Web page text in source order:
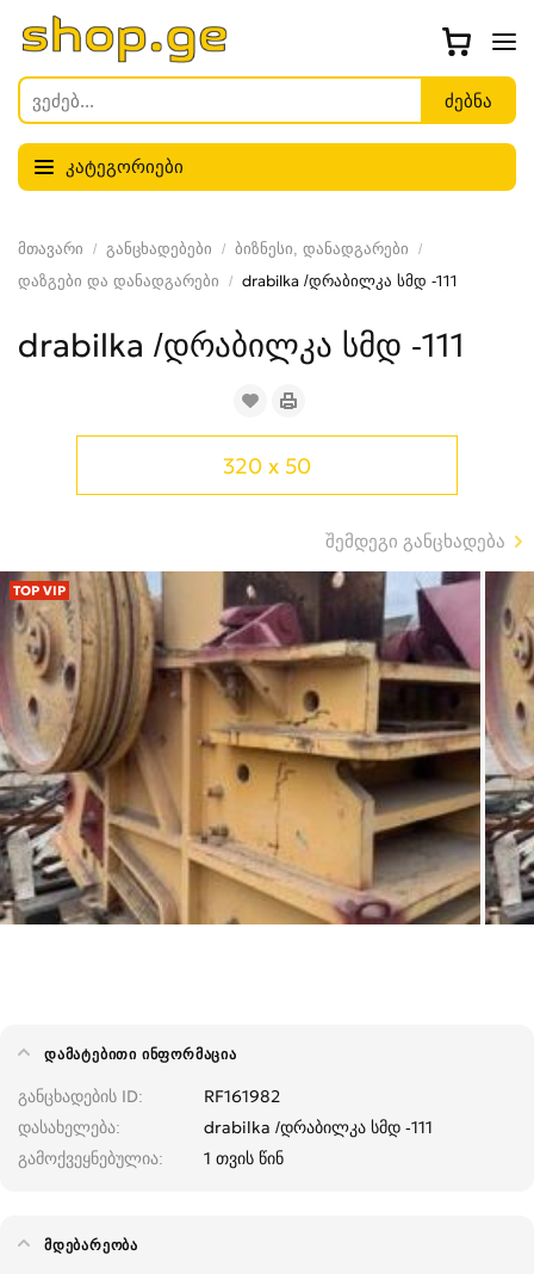
კატეგორიები
მთავარი განცხადებები
ბიზნესი, დანადგარები
დაზგები და დანადგარები
drabilka /დრაბილკა სმდ -111
drabilka /დრაბილკა სმდ -111
320 x 50
შემდეგი განცხადება
TOP VIP
ᲓᲐᲛᲐᲢᲔᲑᲘᲗᲘ ᲘᲜᲤᲝᲠᲛᲐᲪᲘᲐ
განცხადების ID
RF161982
დასახელება
drabilka /დრაბილკა სმდ -111
გამოქვეყნებულია
1 თვის წინ
ᲛᲓᲔᲑᲐᲠᲔᲝᲑᲐ